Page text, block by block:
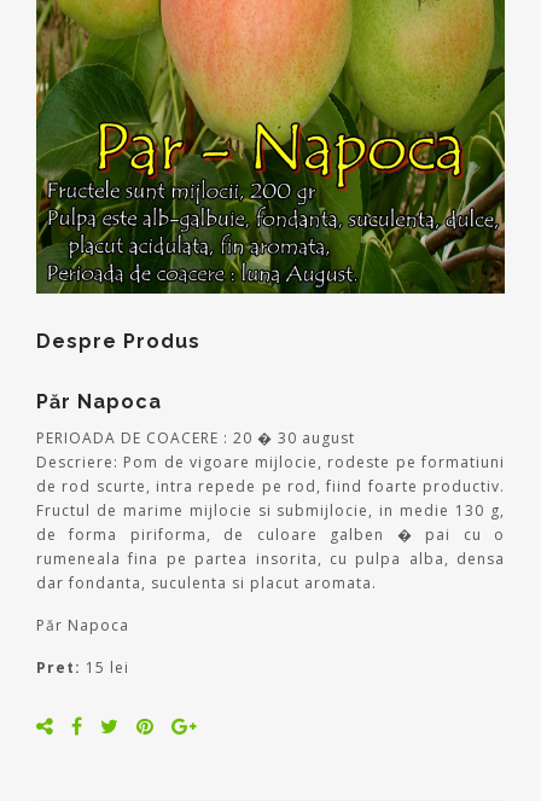
Despre Produs
Păr Napoca
PERIOADA DE COACERE : 20 � 30 august
Descriere: Pom de vigoare mijlocie, rodeste pe formatiuni
de rod scurte, intra repede pe rod, fiind foarte productiv.
Fructul de marime mijlocie si submijlocie, in medie 130 g,
de forma piriforma, de culoare galben � pai cu o
rumeneala fina pe partea insorita, cu pulpa alba, densa
dar fondanta, suculenta si placut aromata.
Păr Napoca
Pret: 15 lei